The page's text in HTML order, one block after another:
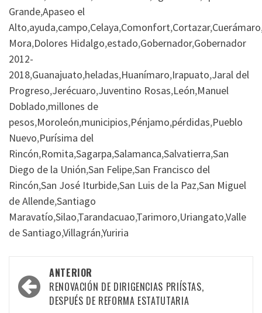
Grande,Apaseo el
Alto,ayuda,campo,Celaya,Comonfort,Cortazar,Cuerámaro
Mora,Dolores Hidalgo,estado,Gobernador,Gobernador
2012-
2018,Guanajuato,heladas,Huanímaro,Irapuato,Jaral del
Progreso,Jerécuaro,Juventino Rosas,León,Manuel
Doblado,millones de
pesos,Moroleón,municipios,Pénjamo,pérdidas,Pueblo
Nuevo,Purísima del
Rincón,Romita,Sagarpa,Salamanca,Salvatierra,San
Diego de la Unión,San Felipe,San Francisco del
Rincón,San José Iturbide,San Luis de la Paz,San Miguel
de Allende,Santiago
Maravatío,Silao,Tarandacuao,Tarimoro,Uriangato,Valle
de Santiago,Villagrán,Yuriria
Navegación
por
ANTERIOR
RENOVACIÓN DE DIRIGENCIAS PRIÍSTAS,
DESPUÉS DE REFORMA ESTATUTARIA